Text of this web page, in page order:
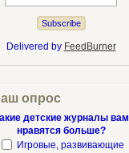
Delivered by FeedBurner
опрос
детские журналы вам
нравятся больше?
Игровые, развивающие